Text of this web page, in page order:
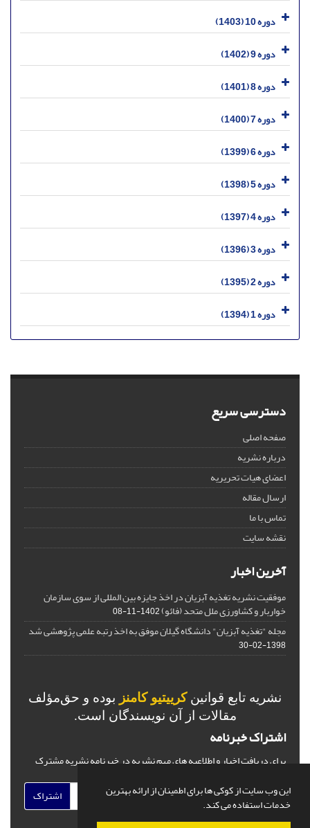
این وب سایت از کوکی ها برای اطمینان از ارائه بهترین
خدمات استفاده می کند.
دوره 10 (1403)
دوره 9 (1402)
دوره 8 (1401)
دوره 7 (1400)
دوره 6 (1399)
دوره 5 (1398)
دوره 4 (1397)
دوره 3 (1396)
دوره 2 (1395)
دوره 1 (1394)
دسترسی سریع
صفحه اصلی
درباره نشریه
اعضای هیات تحریریه
ارسال مقاله
تماس با ما
نقشه سایت
آخرین اخبار
موفقیت نشریه تغذیه آبزیان در اخذ جایزه بین المللی از سوی سازمان
خواربار و کشاورزی ملل متحد (فائو)1402-11-08
مجله "تغذیه آبزیان" دانشگاه گیلان موفق به اخذ رتبه علمی پژوهشی شد
1398-02-30
نشریه تابع قوانینکرییتیو کامنز بوده و حق‌مؤلف
مقالات از آن نویسندگان است.
اشتراک خبرنامه
برای دریافت اخبار و اطلاعیه های مهم نشریه در خبرنامه نشریه مشترک
اشتراک